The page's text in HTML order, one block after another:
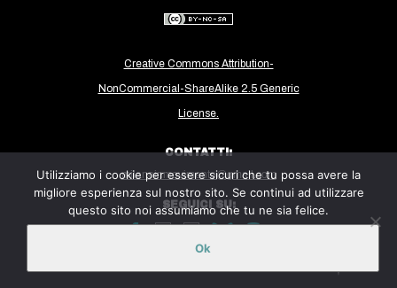
Creative Commons Attribution-
NonCommercial-ShareAlike 2.5 Generic
License.
CONTATTI:
milanoinmovimento@gmail.com
SEGUICI SU:
Utilizziamo i cookie per essere sicuri che tu possa avere la
migliore esperienza sul nostro sito. Se continui ad utilizzare
questo sito noi assumiamo che tu ne sia felice.
Ok